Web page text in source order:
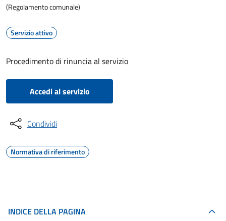
(Regolamento comunale)
Servizio attivo
Procedimento di rinuncia al servizio
Accedi al servizio
Condividi
Normativa di riferimento
INDICE DELLA PAGINA